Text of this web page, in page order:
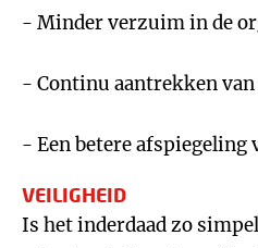
- Minder verzuim in de
- Continu aantrekken
- Een betere afspiegeling
VEILIGHEID
Is het inderdaad zo